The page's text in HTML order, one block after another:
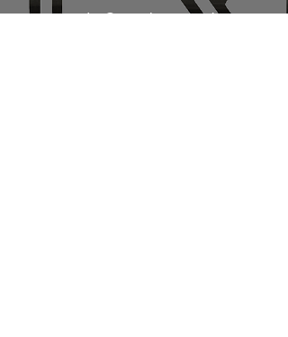
pedro@serraluga.com.br